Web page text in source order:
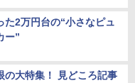
た2万円台の“小さなピュ
ー”
の大特集！ 見どころ記事